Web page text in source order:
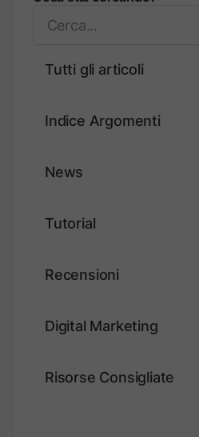
Tutti gli articoli
Indice Argomenti
News
Tutorial
Recensioni
Digital Marketing
Risorse Consigliate